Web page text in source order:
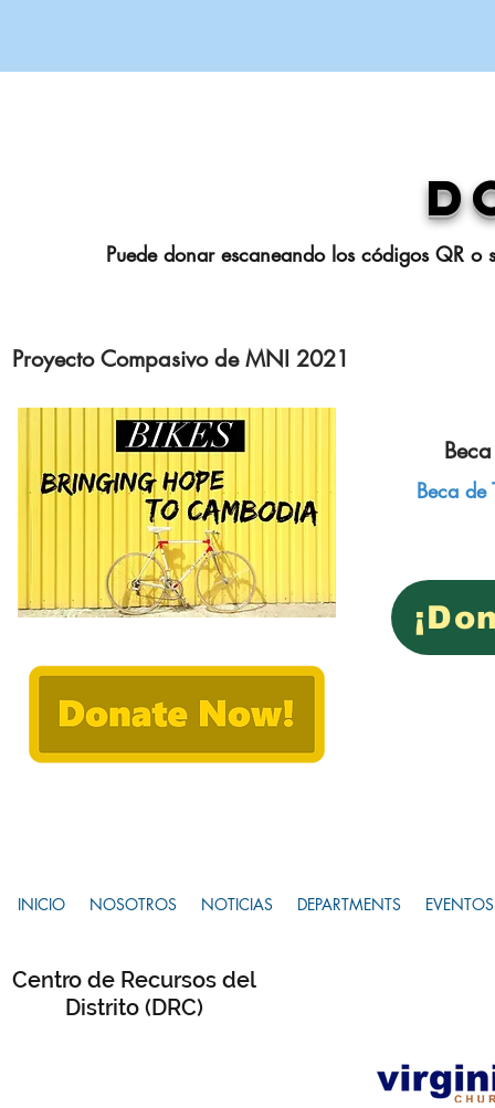
Puede donar escaneando los códigos QR o
Proyecto Compasivo de MNI 2021
Beca de
INICIO NOSOTROS NOTICIAS DEPARTMENTS EVENTOS
Centro de Recursos del
Distrito (DRC)